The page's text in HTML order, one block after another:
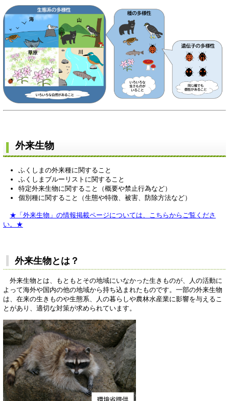
外来生物
ふくしまの外来種に関すること
ふくしまブルーリストに関すること
特定外来生物に関すること（概要や禁止行為など）
個別種に関すること（生態や特徴、被害、防除方法など）
★「外来生物」の情報掲載ページについては、こちらからご覧くださ
い。★
外来生物とは？
外来生物とは、もともとその地域にいなかった生きものが、人の活動に
よって海外や国内の他の地域から持ち込まれたものです。一部の外来生物
は、在来の生きものや生態系、人の暮らしや農林水産業に影響を与えるこ
とがあり、適切な対策が求められています。